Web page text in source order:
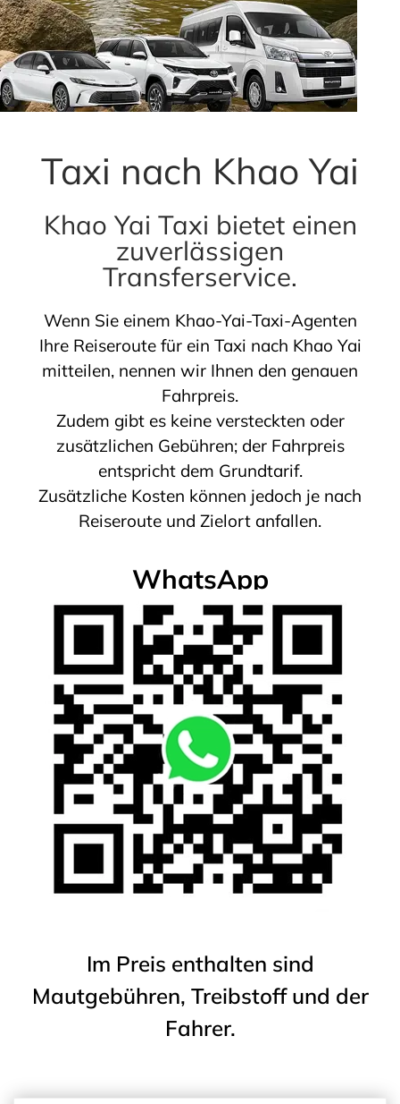
Bangkok to Khao Yai
Airport to Khao Yai
Taxi nach Khao Yai
Khao Yai Taxi bietet einen
zuverlässigen
Transferservice.
Wenn Sie einem Khao-Yai-Taxi-Agenten
Ihre Reiseroute für ein Taxi nach Khao Yai
mitteilen, nennen wir Ihnen den genauen
Fahrpreis.
Zudem gibt es keine versteckten oder
zusätzlichen Gebühren; der Fahrpreis
entspricht dem Grundtarif.
Zusätzliche Kosten können jedoch je nach
Reiseroute und Zielort anfallen.
WhatsApp
Im Preis enthalten sind
Mautgebühren, Treibstoff und der
Fahrer.